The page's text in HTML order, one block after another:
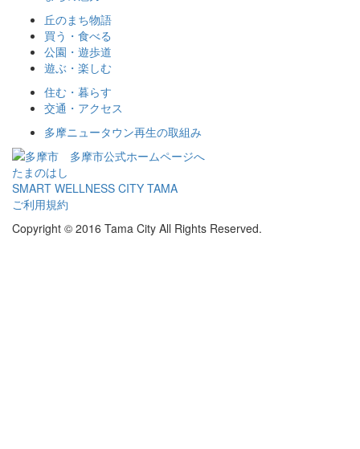
丘のまち物語
買う・食べる
公園・遊歩道
遊ぶ・楽しむ
住む・暮らす
交通・アクセス
多摩ニュータウン再生の取組み
多摩市公式ホームページへ
たまのはし
SMART WELLNESS CITY TAMA
ご利用規約
Copyright © 2016 Tama City All Rights Reserved.